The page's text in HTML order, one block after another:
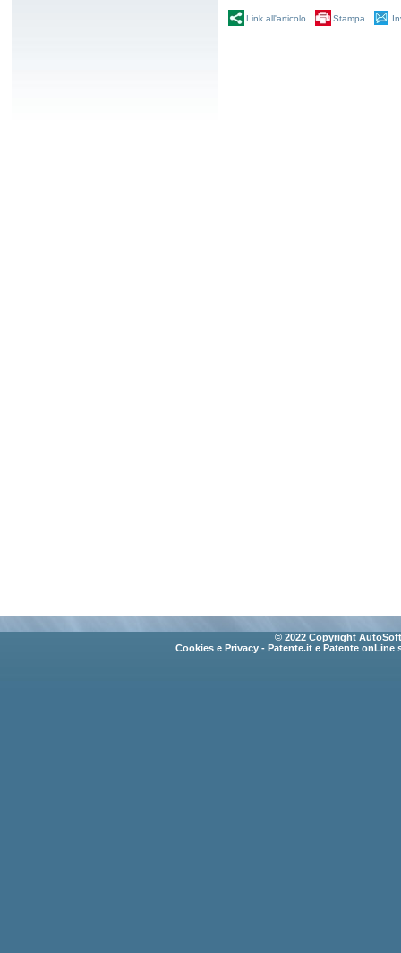
Link all'articolo Stampa
© 2022 Copyright
Cookies e Privacy - Patente.it e Patente onLine